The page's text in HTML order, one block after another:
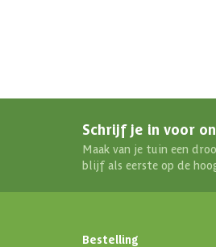
Schrijf je in voor
Maak van je tuin een
blijf als eerste op de
Bestelling